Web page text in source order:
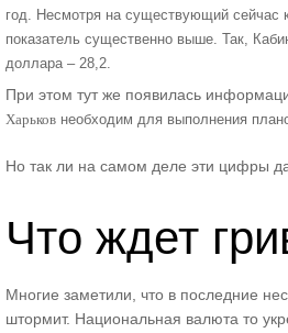
год. Несмотря на существующий сейчас
показатель существенно выше. Так,
доллара – 28,2.
При этом тут же появилась
Харьков необходим для выполнения
Но так ли на самом деле эти цифры
Что ждет
Многие заметили, что в последние
штормит. Национальная валюта то